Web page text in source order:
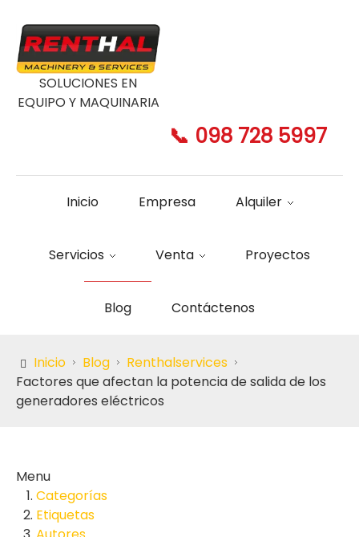
SOLUCIONES EN
EQUIPO Y MAQUINARIA
📞 098 728 5997
Inicio Empresa Alquiler
Servicios Venta Proyectos
Blog Contáctenos
Inicio Blog
Renthalservices
Factores que afectan la potencia de salida de los
generadores eléctricos
Menu
Categorías
Etiquetas